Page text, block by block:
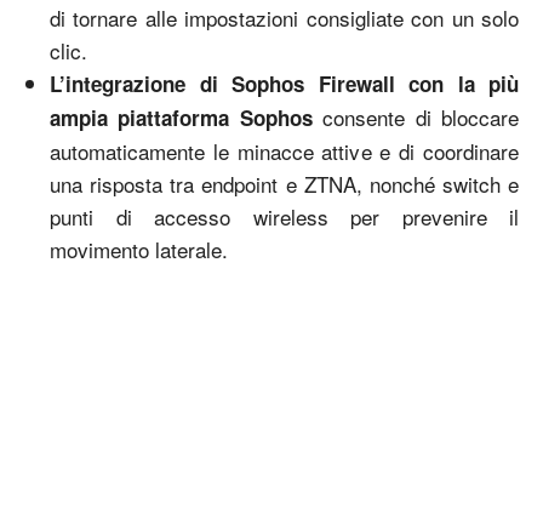
di tornare alle impostazioni consigliate con un solo
clic.
L’integrazione di Sophos Firewall con la più
ampia piattaforma Sophosconsente di bloccare
automaticamente le minacce attive e di coordinare
una risposta tra endpoint e ZTNA, nonché switch e
punti di accesso wireless per prevenire il
movimento laterale.